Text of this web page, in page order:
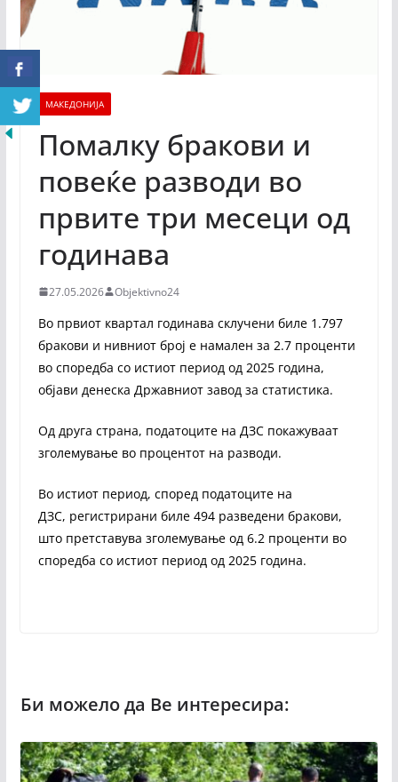
МАКЕДОНИЈА
Помалку бракови и
повеќе разводи во
првите три месеци од
годинава
27.05.2026 Objektivno24
Во првиот квартал годинава склучени биле 1.797
бракови и нивниот број е намален за 2.7 проценти
во споредба со истиот период од 2025 година,
објави денеска Државниот завод за стaтистика.
Од друга страна, податоците на ДЗС покажуваат
зголемување во процентот на разводи.
Во истиот период, според податоците на
ДЗС, регистрирани биле 494 разведени бракови,
што претставува зголемување од 6.2 проценти во
споредба со истиот период од 2025 година.